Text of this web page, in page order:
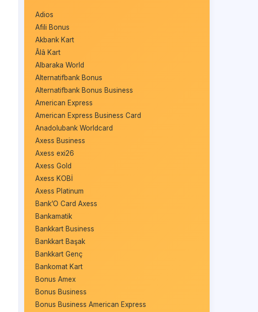
Adios
Afili Bonus
Akbank Kart
Âlâ Kart
Albaraka World
Alternatifbank Bonus
Alternatifbank Bonus Business
American Express
American Express Business Card
Anadolubank Worldcard
Axess Business
Axess exi26
Axess Gold
Axess KOBİ
Axess Platinum
Bank’O Card Axess
Bankamatik
Bankkart Business
Bankkart Başak
Bankkart Genç
Bankomat Kart
Bonus Amex
Bonus Business
Bonus Business American Express